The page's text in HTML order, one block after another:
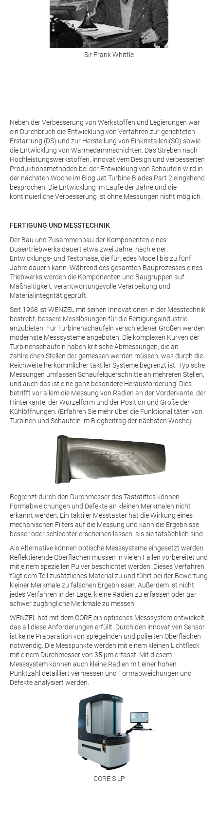
Sir Frank Whittle
Neben der Verbesserung von Werkstoffen und Legierungen war
ein Durchbruch die Entwicklung von Verfahren zur gerichteten
Erstarrung (DS) und zur Herstellung von Einkristallen (SC) sowie
die Entwicklung von Wärmedämmschichten. Das Streben nach
Hochleistungswerkstoffen, innovativem Design und verbesserten
Produktionsmethoden bei der Entwicklung von Schaufeln wird in
der nächsten Woche im Blog Jet Turbine Blades Part 2 eingehend
besprochen. Die Entwicklung im Laufe der Jahre und die
kontinuierliche Verbesserung ist ohne Messungen nicht möglich.
FERTIGUNG UND MESSTECHNIK
Der Bau und Zusammenbau der Komponenten eines
Düsentriebwerks dauert etwa zwei Jahre, nach einer
Entwicklungs- und Testphase, die für jedes Modell bis zu fünf
Jahre dauern kann. Während des gesamten Bauprozesses eines
Triebwerks werden die Komponenten und Baugruppen auf
Maßhaltigkeit, verantwortungsvolle Verarbeitung und
Materialintegrität geprüft.
Seit 1968 ist WENZEL mit seinen Innovationen in der Messtechnik
bestrebt, bessere Messlösungen für die Fertigungsindustrie
anzubieten. Für Turbinenschaufeln verschiedener Größen werden
modernste Messsysteme angeboten. Die komplexen Kurven der
Turbinenschaufeln haben kritische Abmessungen, die an
zahlreichen Stellen der gemessen werden müssen, was durch die
Reichweite herkömmlicher taktiler Systeme begrenzt ist. Typische
Messungen umfassen Schaufelquerschnitte an mehreren Stellen,
und auch das ist eine ganz besondere Herausforderung. Dies
betrifft vor allem die Messung von Radien an der Vorderkante, der
Hinterkante, der Wurzelform und der Position und Größe der
Kühlöffnungen. (Erfahren Sie mehr über die Funktionalitäten von
Turbinen und Schaufeln im Blogbeitrag der nächsten Woche).
Begrenzt durch den Durchmesser des Taststiftes können
Formabweichungen und Defekte an kleinen Merkmalen nicht
erkannt werden. Ein taktiler Messtaster hat die Wirkung eines
mechanischen Filters auf die Messung und kann die Ergebnisse
besser oder schlechter erscheinen lassen, als sie tatsächlich sind.
Als Alternative können optische Messsysteme eingesetzt werden.
Reflektierende Oberflächen müssen in vielen Fällen vorbereitet und
mit einem speziellen Pulver beschichtet werden. Dieses Verfahren
fügt dem Teil zusätzliches Material zu und führt bei der Bewertung
kleiner Merkmale zu falschen Ergebnissen. Außerdem ist nicht
jedes Verfahren in der Lage, kleine Radien zu erfassen oder gar
schwer zugängliche Merkmale zu messen.
WENZEL hat mit dem CORE ein optisches Messsystem entwickelt,
das all diese Anforderungen erfüllt. Durch den innovativen Sensor
ist keine Präparation von spiegelnden und polierten Oberflächen
notwendig. Die Messpunkte werden mit einem kleinen Lichtfleck
mit einem Durchmesser von 35 μm erfasst. Mit diesem
Messsystem können auch kleine Radien mit einer hohen
Punktzahl detailliert vermessen und Formabweichungen und
Defekte analysiert werden.
CORE S LP